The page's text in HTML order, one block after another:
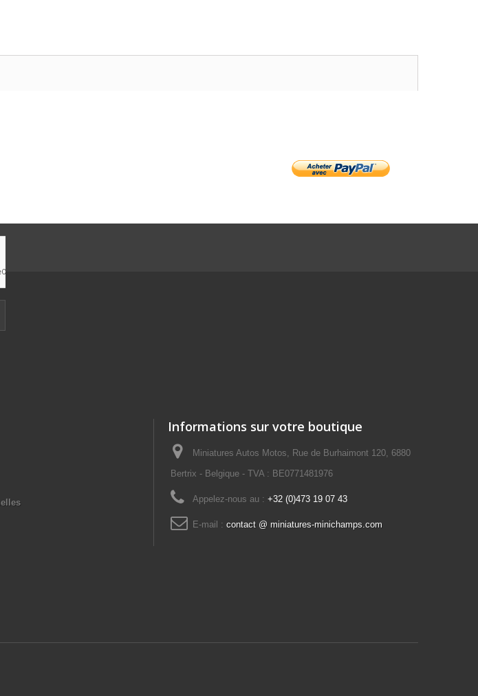
Informations sur votre boutique
Miniatures Autos Motos, Rue de Burhaimont 120, 6880
Bertrix - Belgique - TVA : BE0771481976
Appelez-nous au : +32 (0)473 19 07 43
E-mail : contact @ miniatures-minichamps.com